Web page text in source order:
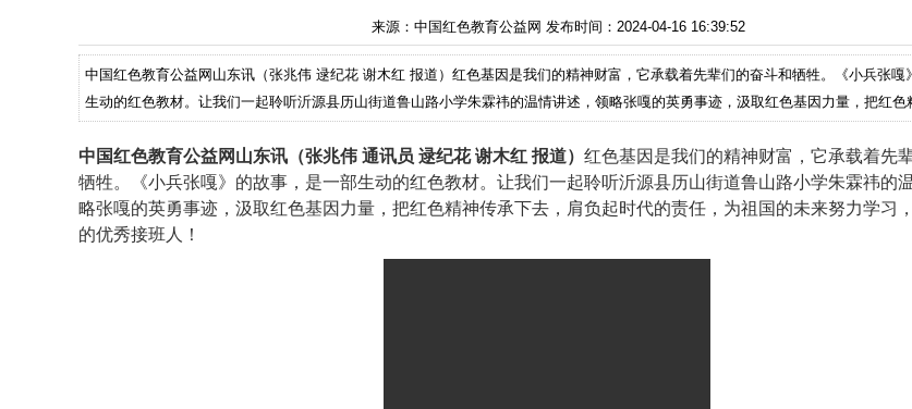
来源：中国红色教育公益网 发布时间：2024-04-16 16:39:52
中国红色教育公益网山东讯（张兆伟 逯纪花 谢木红 报道）红色基因是我们的精神财富，它承载着先辈们的奋斗和牺牲。《小兵张嘎
生动的红色教材。让我们一起聆听沂源县历山街道鲁山路小学朱霖祎的温情讲述，领略张嘎的英勇事迹，汲取红色基因力量，把红色
中国红色教育公益网山东讯（张兆伟 通讯员 逯纪花 谢木红 报道） 红色基因是我们的精神财富，它承载着先
牺牲。《小兵张嘎》的故事，是一部生动的红色教材。让我们一起聆听沂源县历山街道鲁山路小学朱霖祎的
略张嘎的英勇事迹，汲取红色基因力量，把红色精神传承下去，肩负起时代的责任，为祖国的未来努力学习
的优秀接班人！